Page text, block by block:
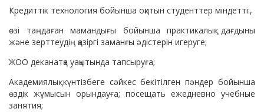
Кредиттік технология бойынша оқитын студенттер міндетті:,
өзі таңдаған мамандығы бойынша практикалық дағдыны
және зерттеудің қазіргі заманғы әдістерін игеруге;
ЖОО деканатқа уақытында тапсыруға;
Академиялық күнтізбеге сәйкес бекітілген пәндер бойынша
өздік жұмысын орындауға; посещать ежедневно учебные
занятия;